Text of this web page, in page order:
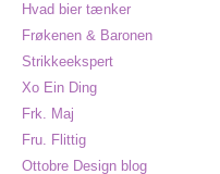
Hvad bier tænker
Frøkenen & Baronen
Strikkeekspert
Xo Ein Ding
Frk. Maj
Fru. Flittig
Ottobre Design blog